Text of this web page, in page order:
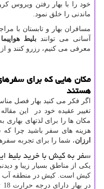
خود را با بهار رفتن ویروس
ماندنی را خلق نمود.
مسافران بهار و تابستان با
آسانی می توانندبلیط هواپیما
معرفی می کنیم، رزرو کنند و از
مکان هایی که برای
هستند
اگر فکر می کنید بهار فصل
تغییر عقیده خود در این
مکان ها را برای لذتهای
هزینه های سفر باشید چرا که
ارزان، شما را برای تجربه
سفر به کیش با خرید بلیط
یکی از مناطق بسیار زیبا و
کیش است. کیش در منطقه آب